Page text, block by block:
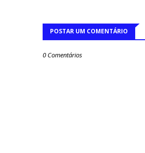
POSTAR UM COMENTÁRIO
0 Comentários